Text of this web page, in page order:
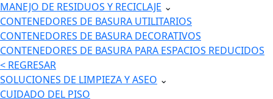
MANEJO DE RESIDUOS Y RECICLAJE ⌄
CONTENEDORES DE BASURA UTILITARIOS
CONTENEDORES DE BASURA DECORATIVOS
CONTENEDORES DE BASURA PARA ESPACIOS REDUCIDOS
< REGRESAR
SOLUCIONES DE LIMPIEZA Y ASEO ⌄
CUIDADO DEL PISO